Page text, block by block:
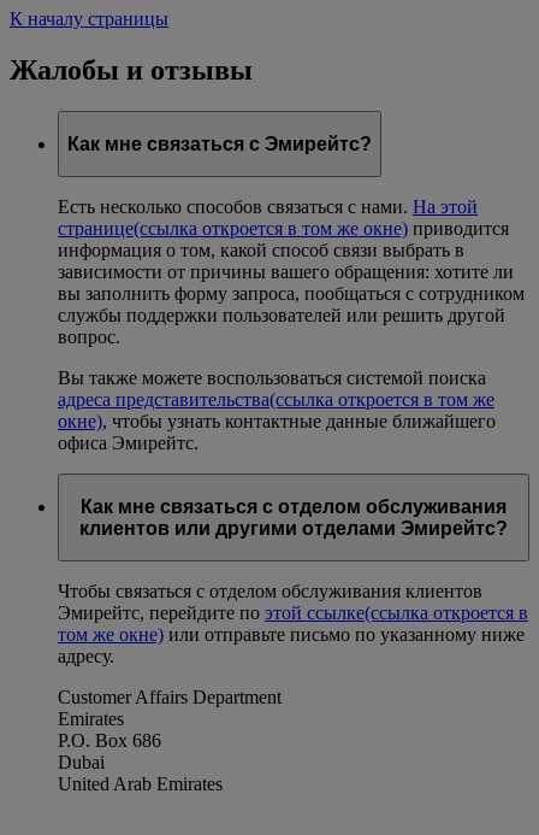
К началу страницы
Жалобы и отзывы
Как мне связаться с Эмирейтс?
Есть несколько способов связаться с нами. На этой
странице(ссылка откроется в том же окне) приводится
информация о том, какой способ связи выбрать в
зависимости от причины вашего обращения: хотите ли
вы заполнить форму запроса, пообщаться с сотрудником
службы поддержки пользователей или решить другой
вопрос.
Вы также можете воспользоваться системой поиска
адреса представительства(ссылка откроется в том же
окне), чтобы узнать контактные данные ближайшего
офиса Эмирейтс.
Как мне связаться с отделом обслуживания
клиентов или другими отделами Эмирейтс?
Чтобы связаться с отделом обслуживания клиентов
Эмирейтс, перейдите по этой ссылке(ссылка откроется в
том же окне) или отправьте письмо по указанному ниже
адресу.
Customer Affairs Department
Emirates
P.O. Box 686
Dubai
United Arab Emirates